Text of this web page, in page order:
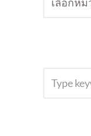
FOR: